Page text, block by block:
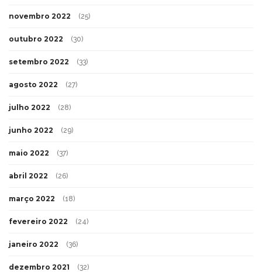
novembro 2022 (25)
outubro 2022 (30)
setembro 2022 (33)
agosto 2022 (27)
julho 2022 (28)
junho 2022 (29)
maio 2022 (37)
abril 2022 (26)
março 2022 (18)
fevereiro 2022 (24)
janeiro 2022 (36)
dezembro 2021 (32)